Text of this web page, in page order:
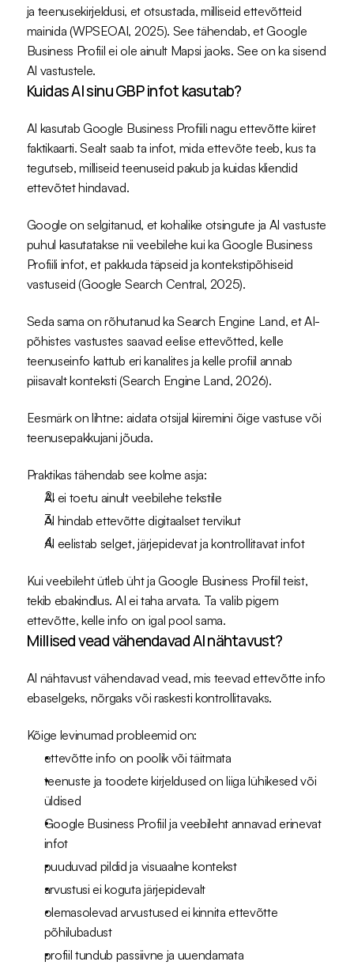
ja teenusekirjeldusi, et otsustada, milliseid ettevõtteid
mainida (WPSEOAI, 2025). See tähendab, et Google
Business Profiil ei ole ainult Mapsi jaoks. See on ka sisend
AI vastustele.
Kuidas AI sinu GBP infot kasutab?
AI kasutab Google Business Profiili nagu ettevõtte kiiret
faktikaarti. Sealt saab ta infot, mida ettevõte teeb, kus ta
tegutseb, milliseid teenuseid pakub ja kuidas kliendid
ettevõtet hindavad.
Google on selgitanud, et kohalike otsingute ja AI vastuste
puhul kasutatakse nii veebilehe kui ka Google Business
Profiili infot, et pakkuda täpseid ja kontekstipõhiseid
vastuseid (Google Search Central, 2025).
Seda sama on rõhutanud ka Search Engine Land, et AI-
põhistes vastustes saavad eelise ettevõtted, kelle
teenuseinfo kattub eri kanalites ja kelle profiil annab
piisavalt konteksti (Search Engine Land, 2026).
Eesmärk on lihtne: aidata otsijal kiiremini õige vastuse või
teenusepakkujani jõuda.
Praktikas tähendab see kolme asja:
AI ei toetu ainult veebilehe tekstile
AI hindab ettevõtte digitaalset tervikut
AI eelistab selget, järjepidevat ja kontrollitavat infot
Kui veebileht ütleb üht ja Google Business Profiil teist,
tekib ebakindlus. AI ei taha arvata. Ta valib pigem
ettevõtte, kelle info on igal pool sama.
Millised vead vähendavad AI nähtavust?
AI nähtavust vähendavad vead, mis teevad ettevõtte info
ebaselgeks, nõrgaks või raskesti kontrollitavaks.
Kõige levinumad probleemid on:
ettevõtte info on poolik või täitmata
teenuste ja toodete kirjeldused on liiga lühikesed või
üldised
Google Business Profiil ja veebileht annavad erinevat
infot
puuduvad pildid ja visuaalne kontekst
arvustusi ei koguta järjepidevalt
olemasolevad arvustused ei kinnita ettevõtte
põhilubadust
profiil tundub passiivne ja uuendamata